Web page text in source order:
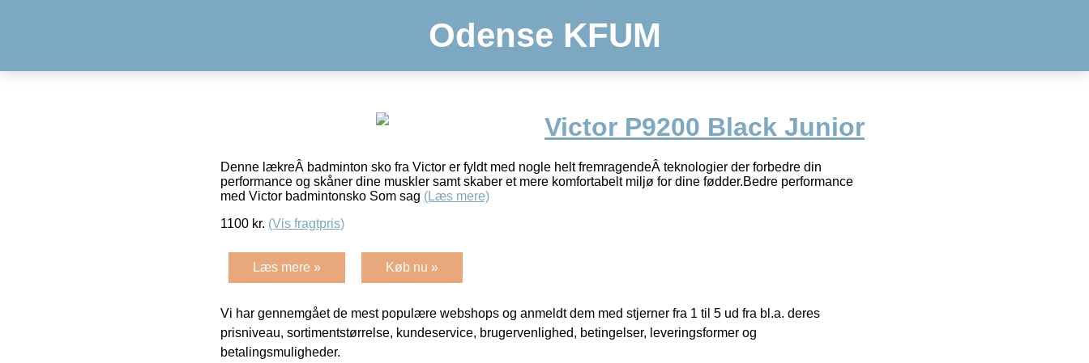
Odense KFUM
Victor P9200 Black Junior
Denne lækreÂ badminton sko fra Victor er fyldt med nogle helt fremragendeÂ teknologier der forbedre din
performance og skåner dine muskler samt skaber et mere komfortabelt miljø for dine fødder.Bedre performance
med Victor badmintonsko Som sag (Læs mere)
1100 kr. (Vis fragtpris)
Læs mere » Køb nu »
Vi har gennemgået de mest populære webshops og anmeldt dem med stjerner fra 1 til 5 ud fra bl.a. deres
prisniveau, sortimentstørrelse, kundeservice, brugervenlighed, betingelser, leveringsformer og
betalingsmuligheder.